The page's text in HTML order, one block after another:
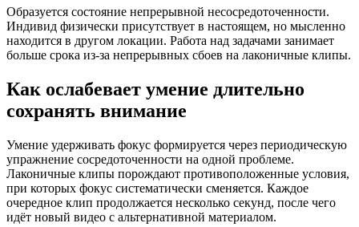
Образуется состояние непрерывной несосредоточенности.
Индивид физически присутствует в настоящем, но мысленно
находится в другом локации. Работа над задачами занимает
больше срока из-за непрерывных сбоев на лаконичные клипы.
Как ослабевает умение длительно
сохранять внимание
Умение удерживать фокус формируется через периодическую
упражнение сосредоточенности на одной проблеме.
Лаконичные клипы порождают противоположенные условия,
при которых фокус систематически сменяется. Каждое
очередное клип продолжается несколько секунд, после чего
идёт новый видео с альтернативной материалом.